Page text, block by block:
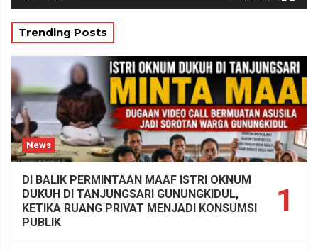
Trending Posts
News
1
DI BALIK PERMINTAAN MAAF ISTRI OKNUM
DUKUH DI TANJUNGSARI GUNUNGKIDUL,
KETIKA RUANG PRIVAT MENJADI KONSUMSI
PUBLIK